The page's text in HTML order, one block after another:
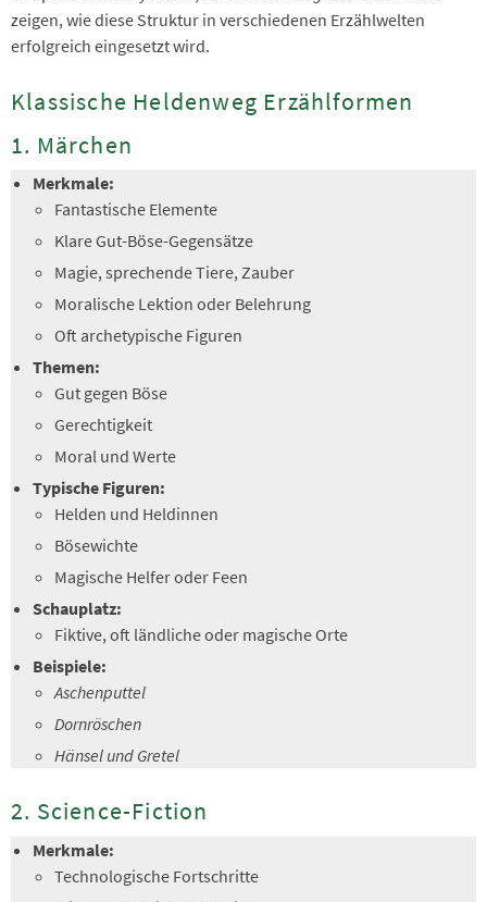
zeigen, wie diese Struktur in verschiedenen Erzählwelten
erfolgreich eingesetzt wird.
Klassische Heldenweg Erzählformen
1. Märchen
Merkmale:
Fantastische Elemente
Klare Gut-Böse-Gegensätze
Magie, sprechende Tiere, Zauber
Moralische Lektion oder Belehrung
Oft archetypische Figuren
Themen:
Gut gegen Böse
Gerechtigkeit
Moral und Werte
Typische Figuren:
Helden und Heldinnen
Bösewichte
Magische Helfer oder Feen
Schauplatz:
Fiktive, oft ländliche oder magische Orte
Beispiele:
Aschenputtel
Dornröschen
Hänsel und Gretel
2. Science-Fiction
Merkmale:
Technologische Fortschritte